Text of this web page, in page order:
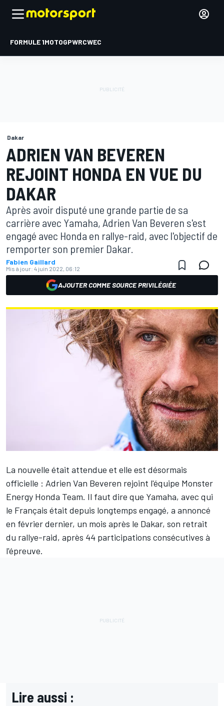
FORMULE 1MOTOGPWRCWEC
Dakar
ADRIEN VAN BEVEREN
REJOINT HONDA EN VUE DU
DAKAR
Après avoir disputé une grande partie de sa
carrière avec Yamaha, Adrien Van Beveren s'est
engagé avec Honda en rallye-raid, avec l'objectif de
remporter son premier Dakar.
Fabien Gaillard
Mis à jour: 4 juin 2022, 06:12
AJOUTER COMME SOURCE PRIVILÉGIÉE
La nouvelle était attendue et elle est désormais
officielle : Adrien Van Beveren rejoint l'équipe Monster
Energy Honda Team. Il faut dire que Yamaha, avec qui
le Français était depuis longtemps engagé, a annoncé
en février dernier, un mois après le Dakar, son retrait
du rallye-raid, après 44 participations consécutives à
l'épreuve.
Lire aussi :